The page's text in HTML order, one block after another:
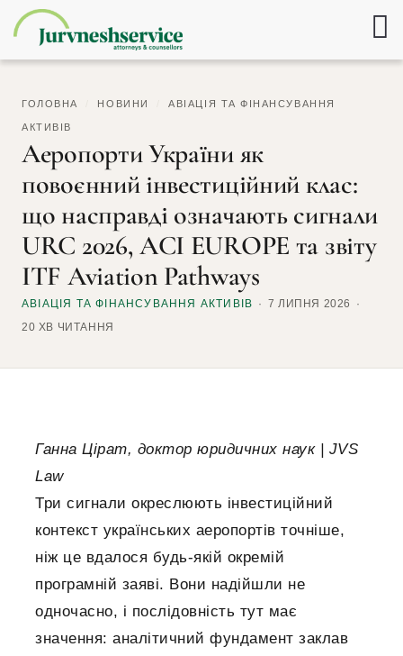
ГОЛОВНА НОВИНИ АВІАЦІЯ ТА ФІНАНСУВАННЯ
АКТИВІВ
Аеропорти України як
повоєнний інвестиційний клас:
що насправді означають сигнали
URC 2026, ACI EUROPE та звіту
ITF Aviation Pathways
АВІАЦІЯ ТА ФІНАНСУВАННЯ АКТИВІВ
7 ЛИПНЯ 2026
20 ХВ ЧИТАННЯ
Ганна Цірат, доктор юридичних наук | JVS
Law
Три сигнали окреслюють інвестиційний
контекст українських аеропортів точніше,
ніж це вдалося будь-якій окремій
програмній заяві. Вони надійшли не
одночасно, і послідовність тут має
значення: аналітичний фундамент заклав